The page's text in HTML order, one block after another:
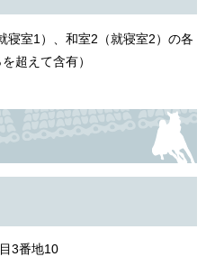
室1）、和室2（就寝室2）の各
超えて含有）
3番地10